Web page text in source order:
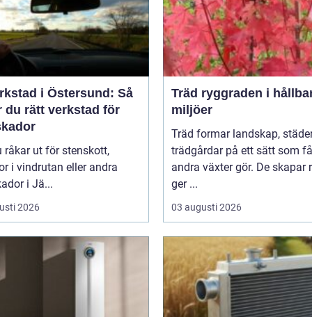
i Östersund: Så
du rätt verkstad för
råkar ut för stenskott,
i vindrutan eller andra
i Jä...
2026
Träd ryggraden i hållbara
miljöer
Träd formar landskap,
trädgårdar på ett sätt som få
andra växter gör. De skapar
ger ...
03 augusti 2026